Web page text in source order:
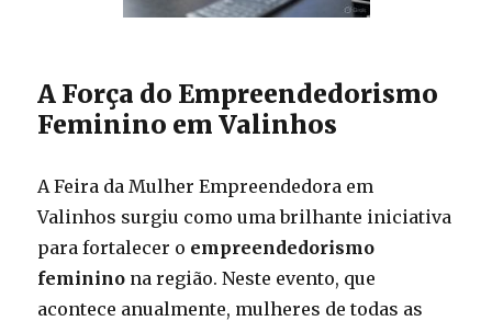
A Força do Empreendedorismo
Feminino em Valinhos
A Feira da Mulher Empreendedora em
Valinhos surgiu como uma brilhante iniciativa
para fortalecer o empreendedorismo
feminino na região. Neste evento, que
acontece anualmente, mulheres de todas as